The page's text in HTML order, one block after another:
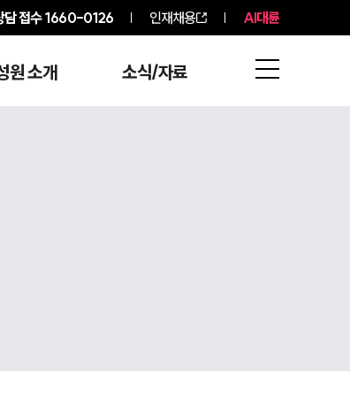
담 접수1660-0126 인재채용 AI대륜
원 소개 소식/자료